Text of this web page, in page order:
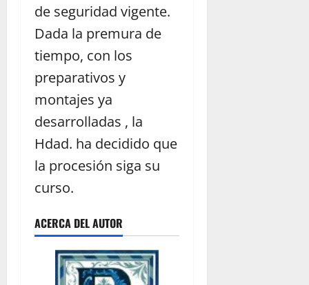
de seguridad vigente.
Dada la premura de
tiempo, con los
preparativos y
montajes ya
desarrolladas , la
Hdad. ha decidido que
la procesión siga su
curso.
ACERCA DEL AUTOR